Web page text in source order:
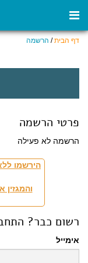
דף הבית/ הרשמה
פרטי הרשמה
הרשמה לא פעילה
הירשמו
רשום כבר?
אימייל